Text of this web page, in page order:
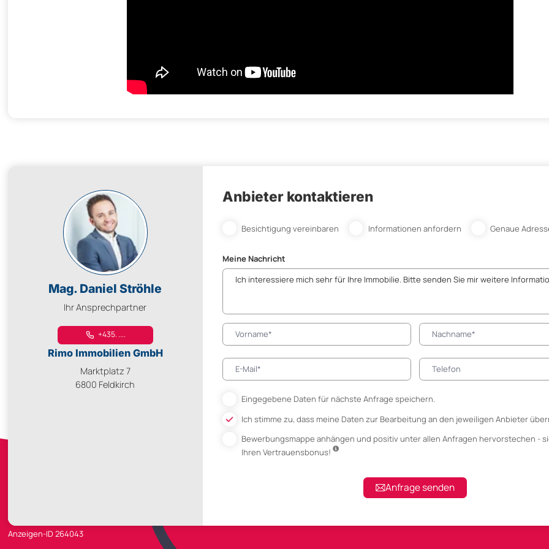
Mag. Daniel Ströhle
Ihr Ansprechpartner
+435. ....
Rimo Immobilien GmbH
Marktplatz 7
6800 Feldkirch
Anbieter kontaktieren
Besichtigung vereinbaren Informationen anfordern Genaue
Meine Nachricht
Eingegebene Daten für nächste Anfrage speichern.
Ich stimme zu, dass meine Daten zur Bearbeitung an den jeweiligen Anbieter
Bewerbungsmappe anhängenund positiv unter allen Anfragen hervorstechen -
Ihren Vertrauensbonus!
Anfrage senden
Anzeigen-ID 264043